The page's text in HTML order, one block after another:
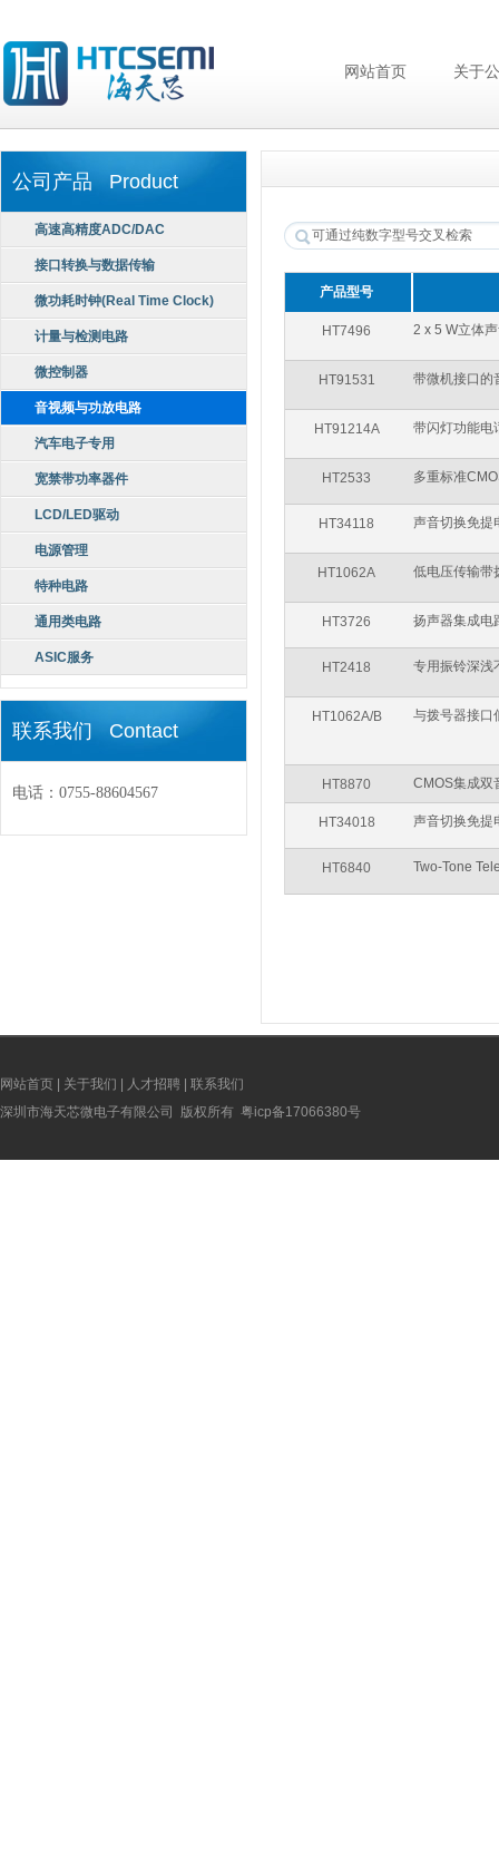
网站首页 关于
公司产品 Product
高速高精度ADC/DAC
接口转换与数据传输
微功耗时钟(Real Time Clock)
计量与检测电路
微控制器
音视频与功放电路
汽车电子专用
宽禁带功率器件
LCD/LED驱动
电源管理
特种电路
通用类电路
ASIC服务
联系我们 Contact
电话：0755-88604567
产品型号
HT7496 2 x 5 W立体
HT91531 带微机接口的
HT91214A 带闪灯功能电
HT2533 多重标准
HT34118 声音切换免提
HT1062A 低电压传输带
HT3726 扬声器集成电
HT2418 专用振铃深浅
HT1062A/B 与拨号器接口
HT8870 CMOS集成双
HT34018 声音切换免提
HT6840 Two-Tone
网站首页 关于我们 人才招聘
联系我们
深圳市海天芯微电子有限公司 版权所有 粤icp备17066380号